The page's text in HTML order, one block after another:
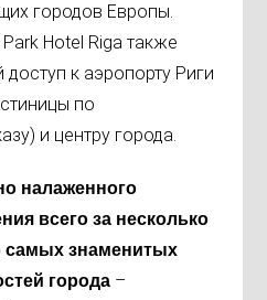
городов Европы.
Hotel Riga также
к аэропорту Риги
по
и центру города.
налаженного
всего за несколько
самых знаменитых
города –